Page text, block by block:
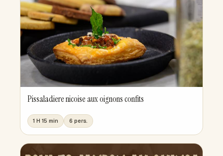
Pissaladiere nicoise aux oignons confits
1 H 15 min 6 pers.